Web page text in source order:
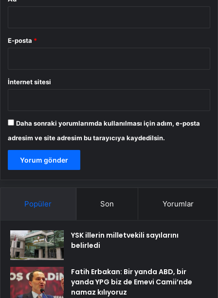
E-posta *
İnternet sitesi
Daha sonraki yorumlarımda kullanılması için adım, e-posta
adresim ve site adresim bu tarayıcıya kaydedilsin.
Popüler Son Yorumlar
YSK illerin milletvekili sayılarını
belirledi
Fatih Erbakan: Bir yanda ABD, bir
yanda YPG biz de Emevi Camii’nde
namaz kılıyoruz